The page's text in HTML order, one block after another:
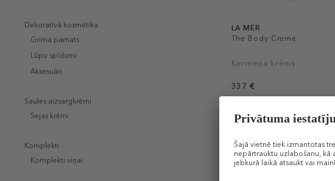
Dekoratīvā kosmētika
Grima pamats
Lūpu spīdumi
Aksesuāri
Saules aizsargkrēmi
Sejas krēmi
Komplekti
Komplekti viņai
LA MER
The Body Creme
Ķermeņa krēms
337 €
DĀVANA